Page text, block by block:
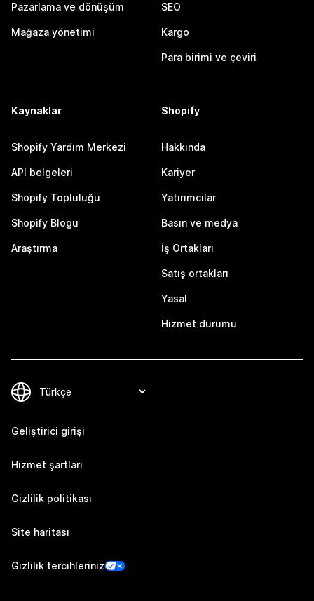
Pazarlama ve dönüşüm
Mağaza yönetimi
SEO
Kargo
Para birimi ve çeviri
Kaynaklar
Shopify Yardım Merkezi
API belgeleri
Shopify Topluluğu
Shopify Blogu
Araştırma
Shopify
Hakkında
Kariyer
Yatırımcılar
Basın ve medya
İş Ortakları
Satış ortakları
Yasal
Hizmet durumu
Geliştirici girişi
Hizmet şartları
Gizlilik politikası
Site haritası
Gizlilik tercihleriniz